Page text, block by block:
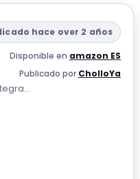
hace over 2 años
Disponible en amazon ES
Publicado por CholloYa